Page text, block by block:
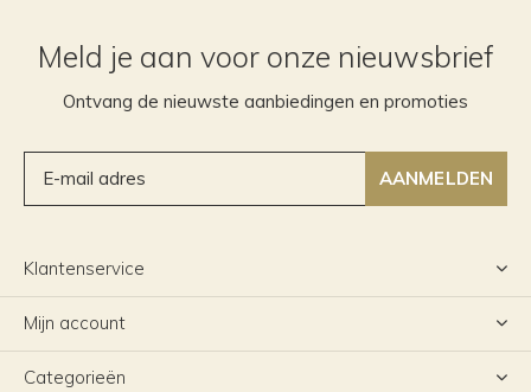
Meld je aan voor onze nieuwsbrief
Ontvang de nieuwste aanbiedingen en promoties
AANMELDEN
Klantenservice
Mijn account
Categorieën